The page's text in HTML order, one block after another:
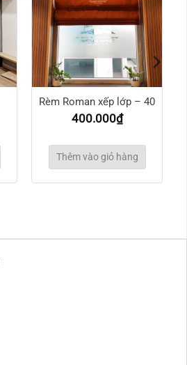
Rèm Roman xếp lớp – 40
400.000₫
Thêm vào giỏ hàng